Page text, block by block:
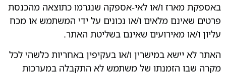
באספקת מארז ו/או לאי-אספקה שנגרמו כתוצאה מהכנסת
פרטים שאינם מלאים ו/או נכונים על ידי המשתמש או מכח
עליון ו/או מאירועים שאינם בשליטת האתר.
האתר לא יישא במישרין ו/או בעקיפין באחריות כלשהי לכל
מקרה שבו הזמנתו של משתמש לא התקבלה במערכות